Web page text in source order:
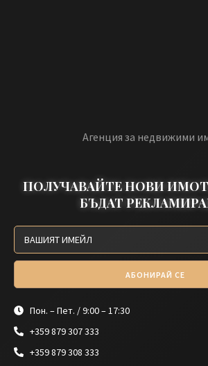
Агенция за недвижими
ПОЛУЧАВАЙТЕ НОВИ
БЪДАТ
АБОНИРАЙ СЕ
Пон. – Пет. / 9:00 – 17:30
+359 879 307 333
+359 879 308 333